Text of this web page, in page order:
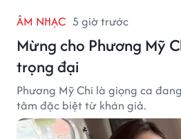
ÂM NHẠC 5 giờ trước
Mừng cho Phương Mỹ
trọng đại
Phương Mỹ Chi là giọng ca
tâm đặc biệt từ khán giả.